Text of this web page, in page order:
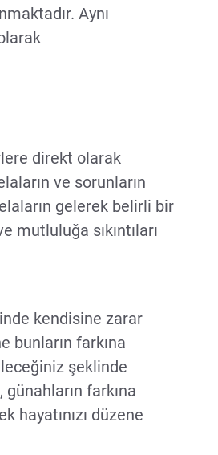
Aynı
direkt olarak
ve sorunların
gelerek belirli bir
mutluluğa sıkıntıları
kendisine zarar
bunların farkına
şeklinde
farkına
hayatınızı düzene